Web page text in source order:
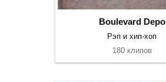
Boulevard Depo
Рэп и хип-хоп
180 клипов